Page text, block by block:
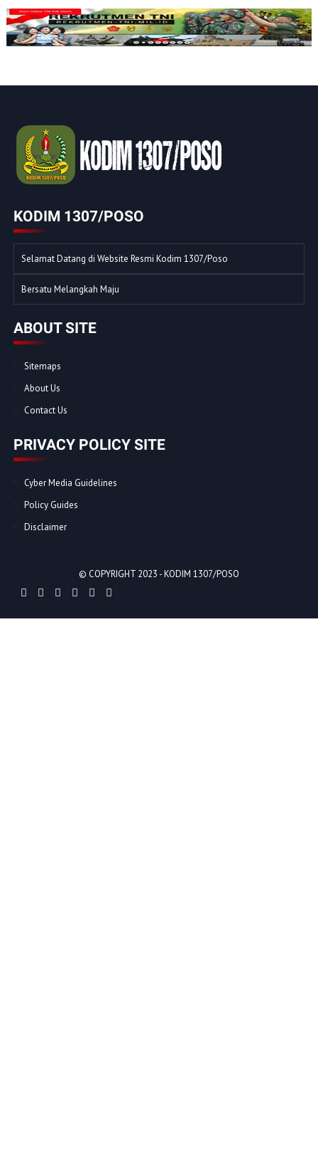
KODIM 1307/POSO
Selamat Datang di Website Resmi Kodim 1307/Poso
Bersatu Melangkah Maju
ABOUT SITE
Sitemaps
About Us
Contact Us
PRIVACY POLICY SITE
Cyber Media Guidelines
Policy Guides
Disclaimer
© COPYRIGHT 2023 -KODIM 1307/POSO